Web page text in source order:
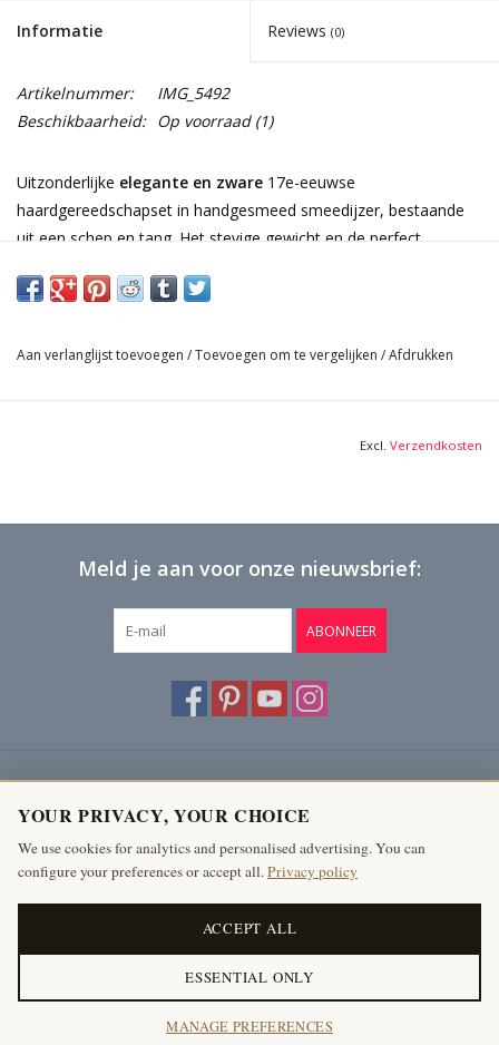
Informatie Reviews (0)
Artikelnummer:
IMG_5492
Beschikbaarheid: Op voorraad(1)
Uitzonderlijke elegante en zware 17e-eeuwse
haardgereedschapset in handgesmeed smeedijzer, bestaande
uit een schep en tang. Het stevige gewicht en de perfect
architecturale uitstraling en tonen het vakmanschap van de
fluweelachtig, met zacht gepolijste highlights die prachtig
Aan verlanglijst toevoegen /Toevoegen om te vergelijken /Afdrukken
Excl. Verzendkosten
Meld je aan voor onze nieuwsbrief:
ABONNEER
Producten
Mijn account
The Antique Fireplace Bank
YOUR PRIVACY, YOUR CHOICE
We use cookies for analytics and personalised advertising. You can
configure your preferences or accept all.Privacy policy
ACCEPT ALL
ESSENTIAL ONLY
MANAGE PREFERENCES